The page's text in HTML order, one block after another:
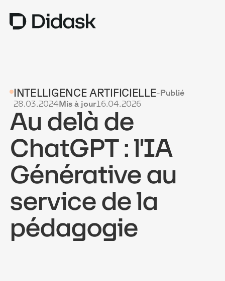
COACHING
NEW
USAGES
POURQUOI DIDASK ?
TARIFS
RESSOURCES
OBTENIR UNE DÉMO
INTELLIGENCE ARTIFICIELLE-Publié
28.03.2024Mis à jour16.04.2026
Au delà de
ChatGPT : l'IA
Générative au
service de la
pédagogie